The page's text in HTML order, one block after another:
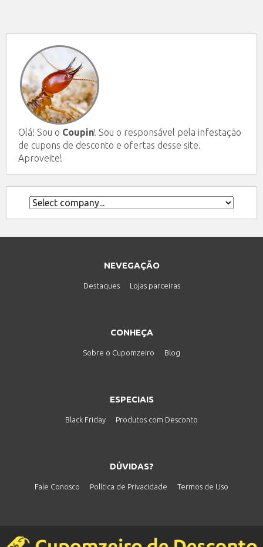
Olá! Sou o Coupin! Sou o responsável pela infestação
de cupons de desconto e ofertas desse site.
Aproveite!
NEVEGAÇÃO
Destaques Lojas parceiras
CONHEÇA
Sobre o Cupomzeiro Blog
ESPECIAIS
Black Friday Produtos com Desconto
DÚVIDAS?
Fale Conosco Política de Privacidade Termos de Uso